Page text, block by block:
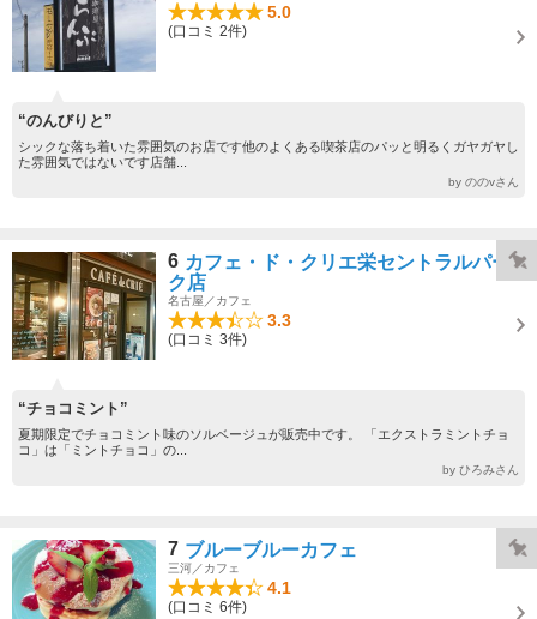
5.0
(口コミ 2件)
“のんびりと”
シックな落ち着いた雰囲気のお店です他のよくある喫茶店のパッと明るくガヤガヤし
た雰囲気ではないです店舗...
by ののvさん
6 カフェ・ド・クリエ栄セントラルパー
ク店
名古屋／カフェ
3.3
(口コミ 3件)
“チョコミント”
夏期限定でチョコミント味のソルベージュが販売中です。 「エクストラミントチョ
コ」は「ミントチョコ」の...
by ひろみさん
7 ブルーブルーカフェ
三河／カフェ
4.1
(口コミ 6件)